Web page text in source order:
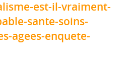
est-il-vraiment-
sante-soins-
agees-enquete-